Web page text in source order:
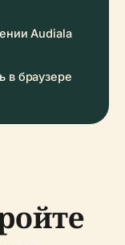
Audiala
в браузере